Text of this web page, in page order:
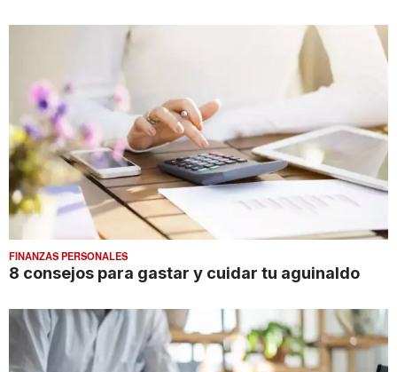
FINANZAS PERSONALES
8 consejos para gastar y cuidar tu aguinaldo